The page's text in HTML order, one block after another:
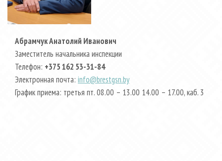
Абрамчук Анатолий Иванович
Заместитель начальника инспекции
Телефон: +375 162 53-31-84
Электронная почта: info@brestgsn.by
График приема: третья пт. 08.00 – 13.00 14.00 – 17.00, каб. 3